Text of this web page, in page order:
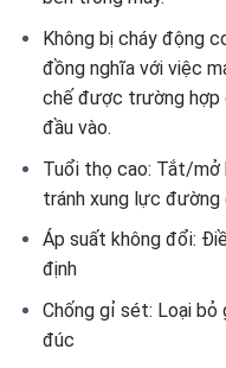
Không bị cháy động
đồng nghĩa với việc
chế được trường hợp
đầu vào.
Tuổi thọ cao: Tắt/mở
tránh xung lực đường
Áp suất không đổi:
định
Chống gỉ sét: Loại bỏ
đúc